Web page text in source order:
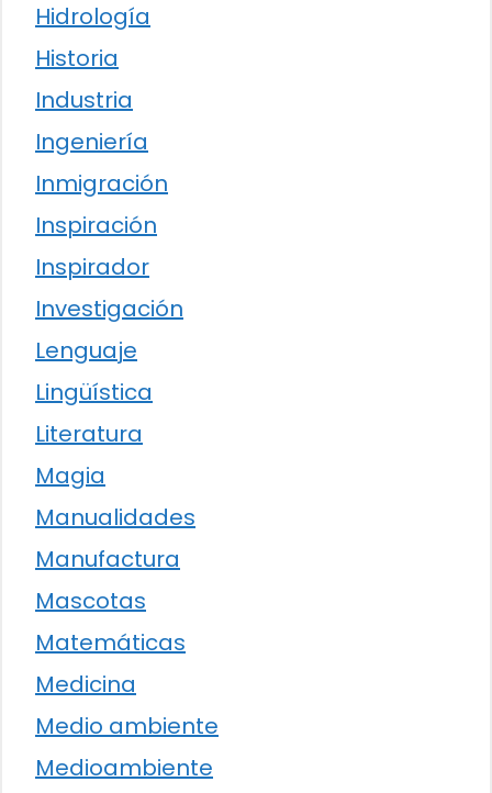
Hidrología
Historia
Industria
Ingeniería
Inmigración
Inspiración
Inspirador
Investigación
Lenguaje
Lingüística
Literatura
Magia
Manualidades
Manufactura
Mascotas
Matemáticas
Medicina
Medio ambiente
Medioambiente